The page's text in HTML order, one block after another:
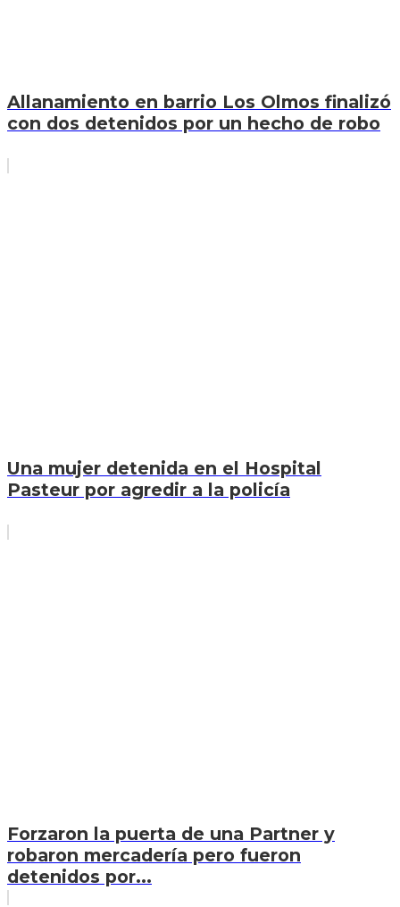
Allanamiento en barrio Los Olmos finalizó
con dos detenidos por un hecho de robo
Una mujer detenida en el Hospital
Pasteur por agredir a la policía
Forzaron la puerta de una Partner y
robaron mercadería pero fueron
detenidos por...